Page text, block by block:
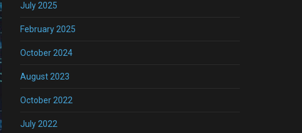
July 2025
February 2025
October 2024
August 2023
October 2022
July 2022